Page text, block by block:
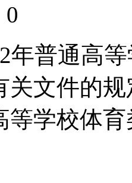
0
年普通高
关文件的
等学校体